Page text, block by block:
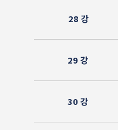
28 강
29 강
30 강